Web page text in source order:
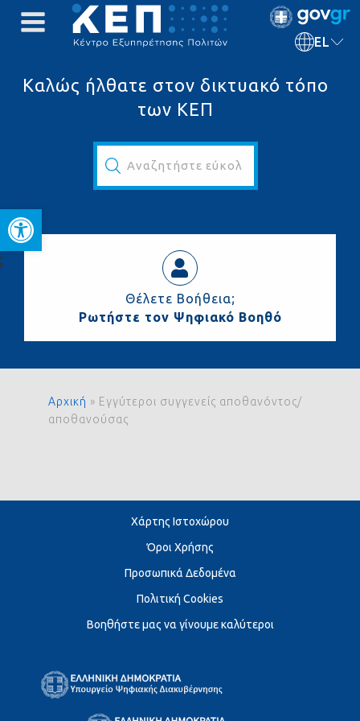
Ανοίξτε τη γραμμή
EL
Καλώς ήλθατε στον δικτυακό τόπο
των ΚΕΠ
Αναζητήστε εύκολα και γρήγορα...
Θέλετε Βοήθεια;
Ρωτήστε τον Ψηφιακό Βοηθό
Αρχική » Εγγύτεροι συγγενείς αποθανόντος/
αποθανούσας
Χάρτης Ιστοχώρου
Όροι Χρήσης
Προσωπικά Δεδομένα
Πολιτική Cookies
Βοηθήστε μας να γίνουμε καλύτεροι